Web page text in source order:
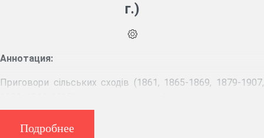
г.)
Аннотация:
Приговори сільських сходів (1861, 1865-1869, 1879-1907,
(1861-1866, 1868).
Подробнее